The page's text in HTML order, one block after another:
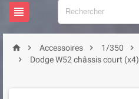

  Accessoires  1/350 

Dodge W52 châssis court (x4)